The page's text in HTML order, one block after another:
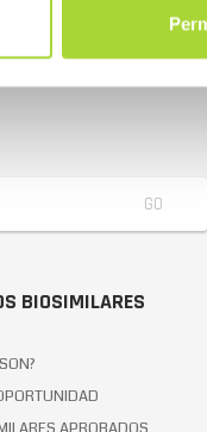
BIOSIMILARES